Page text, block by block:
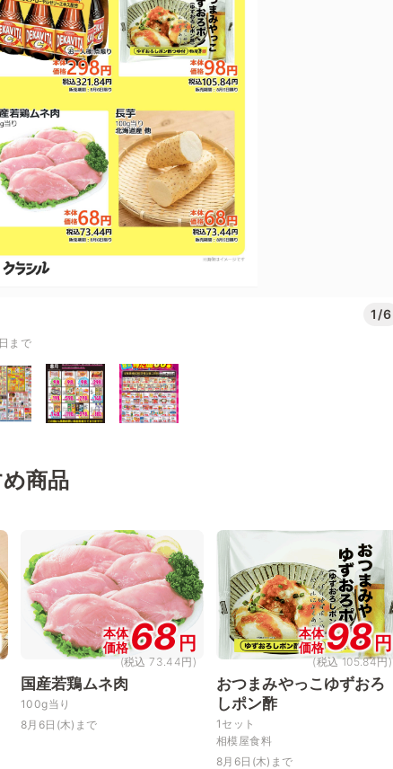
1/6
まで
商品
本体
価格68 円
(税込 73.44円)
国産若鶏ムネ肉
100g当り
8月6日(木)まで
本体
価格98 円
(税込 105.84円)
おつまみやっこゆずおろ
しポン酢
1セット
相模屋食料
8月6日(木)まで